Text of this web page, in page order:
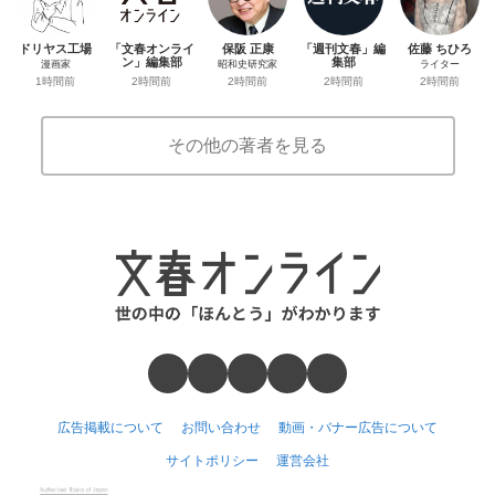
ドリヤス工場
漫画家
1時間前
「文春オンライ
ン」編集部
2時間前
保阪 正康
昭和史研究家
2時間前
「週刊文春」編
集部
2時間前
佐藤 ちひろ
ライター
2時間前
その他の著者を見る
広告掲載について お問い合わせ 動画・バナー広告について
サイトポリシー 運営会社